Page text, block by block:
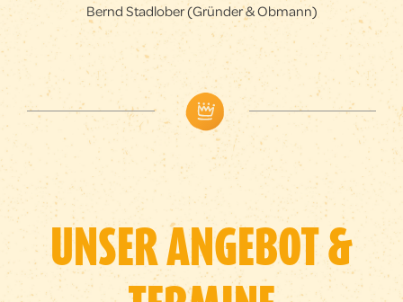
Bernd Stadlober (Gründer & Obmann)
UNSER ANGEBOT &